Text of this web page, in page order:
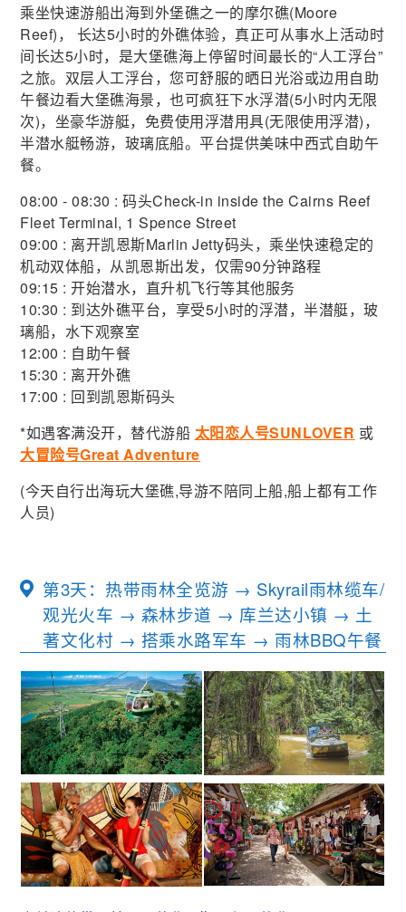
乘坐快速游船出海到外堡礁之一的摩尔礁(Moore
Reef)， 长达5小时的外礁体验，真正可从事水上活动时
间长达5小时，是大堡礁海上停留时间最长的“人工浮台”
之旅。双层人工浮台，您可舒服的晒日光浴或边用自助
午餐边看大堡礁海景，也可疯狂下水浮潜(5小时内无限
次)，坐豪华游艇，免费使用浮潜用具(无限使用浮潜)，
半潜水艇畅游，玻璃底船。平台提供美味中西式自助午
餐。
08:00 - 08:30 : 码头Check-in inside the Cairns Reef
Fleet Terminal, 1 Spence Street
09:00 : 离开凯恩斯Marlin Jetty码头，乘坐快速稳定的
机动双体船，从凯恩斯出发，仅需90分钟路程
09:15 : 开始潜水，直升机飞行等其他服务
10:30 : 到达外礁平台，享受5小时的浮潜，半潜艇，玻
璃船，水下观察室
12:00 : 自助午餐
15:30 : 离开外礁
17:00 : 回到凯恩斯码头
*如遇客满没开，替代游船 太阳恋人号SUNLOVER 或
大冒险号Great Adventure
(今天自行出海玩大堡礁,导游不陪同上船,船上都有工作
人员)
第3天：热带雨林全览游 → Skyrail雨林缆车/
观光火车 → 森林步道 → 库兰达小镇 → 土
著文化村 → 搭乘水路军车 → 雨林BBQ午餐